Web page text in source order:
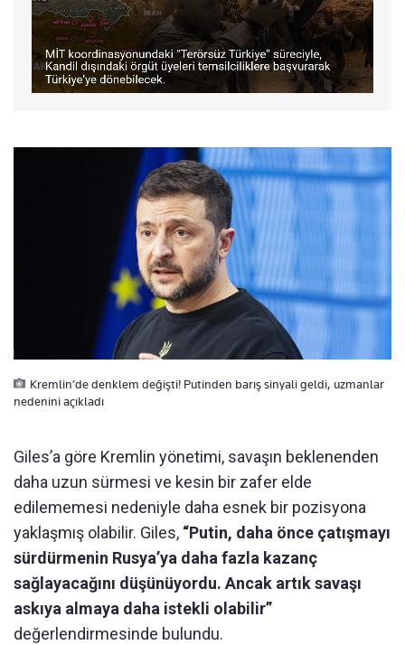
Kremlin’de denklem değişti! Putinden barış sinyali geldi, uzmanlar
nedenini açıkladı
Giles’a göre Kremlin yönetimi, savaşın beklenenden
daha uzun sürmesi ve kesin bir zafer elde
edilememesi nedeniyle daha esnek bir pozisyona
yaklaşmış olabilir. Giles, “Putin, daha önce çatışmayı
sürdürmenin Rusya’ya daha fazla kazanç
sağlayacağını düşünüyordu. Ancak artık savaşı
askıya almaya daha istekli olabilir”
değerlendirmesinde bulundu.